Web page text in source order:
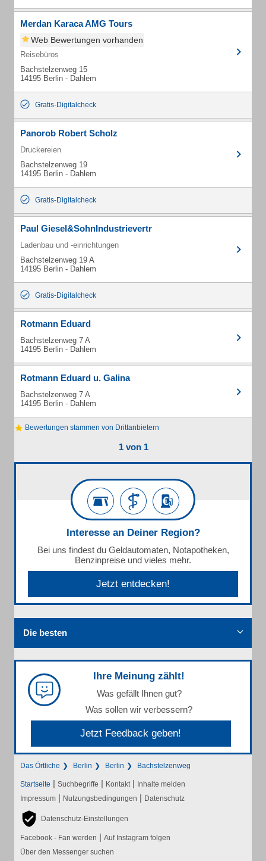
Merdan Karaca AMG Tours
Web Bewertungen vorhanden
Reisebüros
Bachstelzenweg 15
14195 Berlin - Dahlem
Gratis-Digitalcheck
Panorob Robert Scholz
Druckereien
Bachstelzenweg 19
14195 Berlin - Dahlem
Gratis-Digitalcheck
Paul Giesel&SohnIndustrievertr
Ladenbau und -einrichtungen
Bachstelzenweg 19 A
14195 Berlin - Dahlem
Gratis-Digitalcheck
Rotmann Eduard
Bachstelzenweg 7 A
14195 Berlin - Dahlem
Rotmann Eduard u. Galina
Bachstelzenweg 7 A
14195 Berlin - Dahlem
Bewertungen stammen von Drittanbietern
1 von 1
Interesse an Deiner Region?
Bei uns findest du Geldautomaten, Notapotheken,
Benzinpreise und vieles mehr.
Jetzt entdecken!
Die besten
Ihre Meinung zählt!
Was gefällt Ihnen gut?
Was sollen wir verbessern?
Jetzt Feedback geben!
Das Örtliche Berlin Berlin Bachstelzenweg
Startseite | Suchbegriffe | Kontakt | Inhalte melden
Impressum | Nutzungsbedingungen | Datenschutz
Datenschutz-Einstellungen
Facebook - Fan werden | Auf Instagram folgen
Über den Messenger suchen